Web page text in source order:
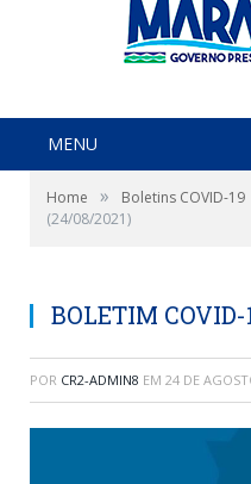
MENU
Home » Boletins COVID-19
(24/08/2021)
BOLETIM
POR CR2-ADMIN8 EM 24 DE